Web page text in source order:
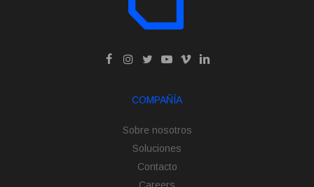
COMPAÑÍA
Sobre nosotros
Soluciones
Contacto